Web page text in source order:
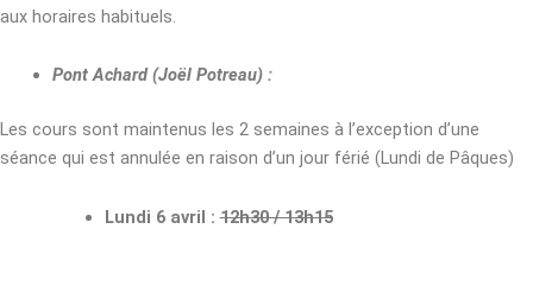
aux horaires habituels.
Pont Achard (Joël Potreau) :
Les cours sont maintenus les 2 semaines à l’exception d’une
séance qui est annulée en raison d’un jour férié (Lundi de Pâques)
Lundi 6 avril :12h30 / 13h15